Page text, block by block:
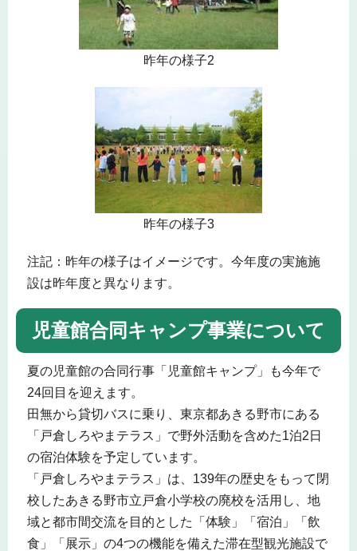
昨年の様子2
昨年の様子3
注記：昨年の様子はイメージです。今年度の実施施
設は昨年度と異なります。
児童館合同キャンプ事業について
夏の児童館の合同行事「児童館キャンプ」も今年で
24回目を迎えます。
田無から貸切バスに乗り、東京都あきる野市にある
「戸倉しろやまテラス」で野外活動を含めた1泊2日
の宿泊体験を予定しています。
「戸倉しろやまテラス」は、139年の歴史をもって閉
校したあきる野市立戸倉小学校の廃校を活用し、地
域と都市間交流を目的とした「体験」「宿泊」「飲
食」「展示」の4つの機能を備えた滞在型観光施設で